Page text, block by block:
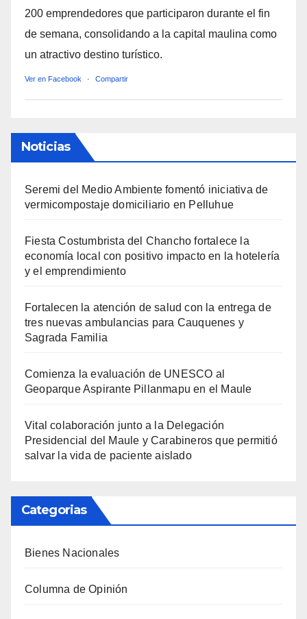
200 emprendedores que participaron durante el fin
de semana, consolidando a la capital maulina como
un atractivo destino turístico.
Ver en Facebook · Compartir
Noticias
Seremi del Medio Ambiente fomentó iniciativa de
vermicompostaje domiciliario en Pelluhue
Fiesta Costumbrista del Chancho fortalece la
economía local con positivo impacto en la hotelería
y el emprendimiento
Fortalecen la atención de salud con la entrega de
tres nuevas ambulancias para Cauquenes y
Sagrada Familia
Comienza la evaluación de UNESCO al
Geoparque Aspirante Pillanmapu en el Maule
Vital colaboración junto a la Delegación
Presidencial del Maule y Carabineros que permitió
salvar la vida de paciente aislado
Categorias
Bienes Nacionales
Columna de Opinión